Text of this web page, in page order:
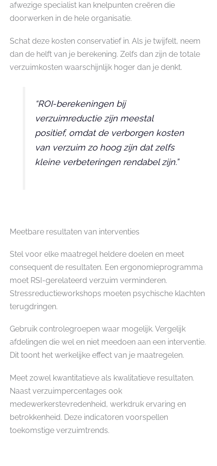
afwezige specialist kan knelpunten creëren die
doorwerken in de hele organisatie.
Schat deze kosten conservatief in. Als je twijfelt, neem
dan de helft van je berekening. Zelfs dan zijn de totale
verzuimkosten waarschijnlijk hoger dan je denkt.
“ROI-berekeningen bij
verzuimreductie zijn meestal
positief, omdat de verborgen kosten
van verzuim zo hoog zijn dat zelfs
kleine verbeteringen rendabel zijn.”
Meetbare resultaten van interventies
Stel voor elke maatregel heldere doelen en meet
consequent de resultaten. Een ergonomieprogramma
moet RSI-gerelateerd verzuim verminderen.
Stressreductieworkshops moeten psychische klachten
terugdringen.
Gebruik controlegroepen waar mogelijk. Vergelijk
afdelingen die wel en niet meedoen aan een interventie.
Dit toont het werkelijke effect van je maatregelen.
Meet zowel kwantitatieve als kwalitatieve resultaten.
Naast verzuimpercentages ook
medewerkerstevredenheid, werkdruk ervaring en
betrokkenheid. Deze indicatoren voorspellen
toekomstige verzuimtrends.